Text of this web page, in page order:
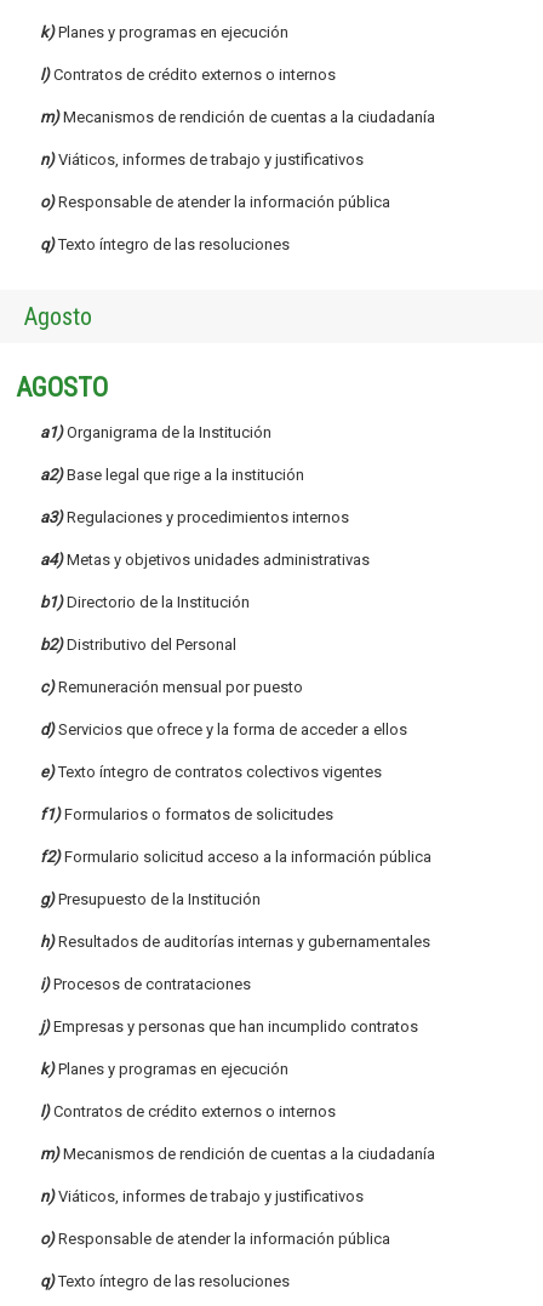
k) Planes y programas en ejecución
l) Contratos de crédito externos o internos
m)Mecanismos de rendición de cuentas a la ciudadanía
n)Viáticos, informes de trabajo y justificativos
o)Responsable de atender la información pública
q) Texto íntegro de las resoluciones
Agosto
AGOSTO
a1) Organigrama de la Institución
a2) Base legal que rige a la institución
a3)Regulaciones y procedimientos internos
a4)Metas y objetivos unidades administrativas
b1)Directorio de la Institución
b2)Distributivo del Personal
c)Remuneración mensual por puesto
d)Servicios que ofrece y la forma de acceder a ellos
e)Texto íntegro de contratos colectivos vigentes
f1)Formularios o formatos de solicitudes
f2)Formulario solicitud acceso a la información pública
g) Presupuesto de la Institución
h)Resultados de auditorías internas y gubernamentales
i) Procesos de contrataciones
j) Empresas y personas que han incumplido contratos
k) Planes y programas en ejecución
l) Contratos de crédito externos o internos
m)Mecanismos de rendición de cuentas a la ciudadanía
n)Viáticos, informes de trabajo y justificativos
o)Responsable de atender la información pública
q) Texto íntegro de las resoluciones